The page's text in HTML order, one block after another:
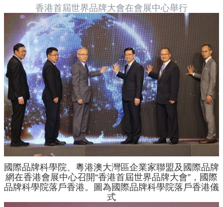
香港首屆世界品牌大會在會展中心舉行
國際品牌科學院、粵港澳大灣區企業家聯盟及國際品牌
網在香港會展中心召開“香港首屆世界品牌大會”，國際
品牌科學院落戶香港。圖為國際品牌科學院落戶香港儀
式